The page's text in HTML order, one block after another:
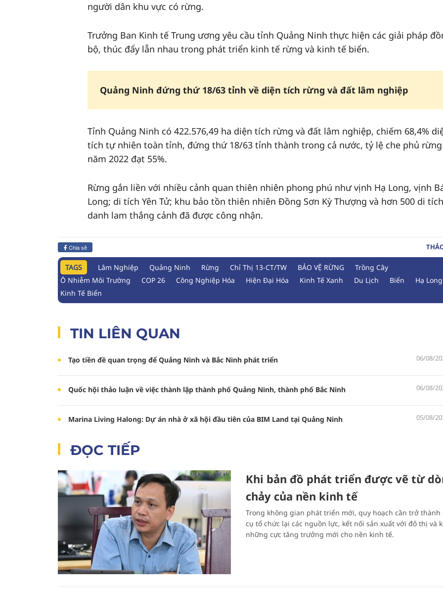
người dân khu vực có rừng.
Trưởng Ban Kinh tế Trung ương yêu cầu tỉnh Quảng Ninh thực hiện các giải pháp
bộ, thúc đẩy lẫn nhau trong phát triển kinh tế rừng và kinh tế biển.
Quảng Ninh đứng thứ 18/63 tỉnh về diện tích rừng và đất lâm nghiệp
Tỉnh Quảng Ninh có 422.576,49 ha diện tích rừng và đất lâm nghiệp, chiếm 68,4%
tích tự nhiên toàn tỉnh, đứng thứ 18/63 tỉnh thành trong cả nước, tỷ lệ che phủ
năm 2022 đạt 55%.
Rừng gắn liền với nhiều cảnh quan thiên nhiên phong phú như vịnh Hạ Long, vịnh
Long; di tích Yên Tử; khu bảo tồn thiên nhiên Đồng Sơn Kỳ Thượng và hơn 500 di
danh lam thắng cảnh đã được công nhận.
Chia sẻ
TAGS Lâm Nghiệp Quảng Ninh Rừng Chỉ Thị 13-CT/TW BẢO VỆ RỪNG
Trồng Cây
Ô Nhiễm Môi Trường
COP 26 Công Nghiệp Hóa Hiện Đại Hóa Kinh Tế Xanh Du Lịch Biển
Hạ Long
Kinh Tế Biển
TIN LIÊN QUAN
Tạo tiền đề quan trọng để Quảng Ninh và Bắc Ninh phát triển 06/08/
Quốc hội thảo luận về việc thành lập thành phố Quảng Ninh, thành phố Bắc Ninh 06/08/
Marina Living Halong: Dự án nhà ở xã hội đầu tiên của BIM Land tại Quảng Ninh 05/08/
ĐỌC TIẾP
Khi bản đồ phát triển được vẽ từ
chảy của nền kinh tế
Trong không gian phát triển mới, quy hoạch cần trở thành
cụ tổ chức lại các nguồn lực, kết nối sản xuất với đô thị và
những cực tăng trưởng mới cho nền kinh tế.